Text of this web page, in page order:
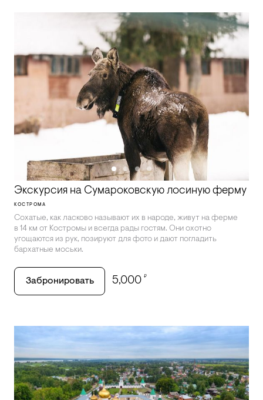
Экскурсия на Сумароковскую лосиную ферму
КОСТРОМА
Сохатые, как ласково называют их в народе, живут на ферме
в 14 км от Костромы и всегда рады гостям. Они охотно
угощаются из рук, позируют для фото и дают погладить
бархатные моськи.
Забронировать 5,000 ₽